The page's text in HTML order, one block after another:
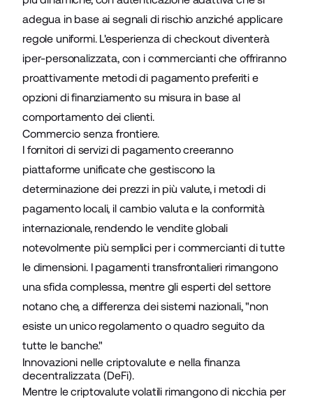
adegua in base ai segnali di rischio anziché applicare
regole uniformi. L'esperienza di checkout diventerà
iper-personalizzata, con i commercianti che offriranno
proattivamente metodi di pagamento preferiti e
opzioni di finanziamento su misura in base al
comportamento dei clienti.
Commercio senza frontiere.
I fornitori di servizi di pagamento creeranno
piattaforme unificate che gestiscono la
determinazione dei prezzi in più valute, i metodi di
pagamento locali, il cambio valuta e la conformità
internazionale, rendendo le vendite globali
notevolmente più semplici per i commercianti di tutte
le dimensioni. I pagamenti transfrontalieri rimangono
unasfida complessa, mentre gli esperti del settore
notano che, a differenza dei sistemi nazionali, "non
esiste un unico regolamento o quadro seguito da
tutte le banche."
Innovazioni nelle criptovalute e nella finanza
decentralizzata (DeFi).
Mentre le criptovalute volatili rimangono di nicchia per